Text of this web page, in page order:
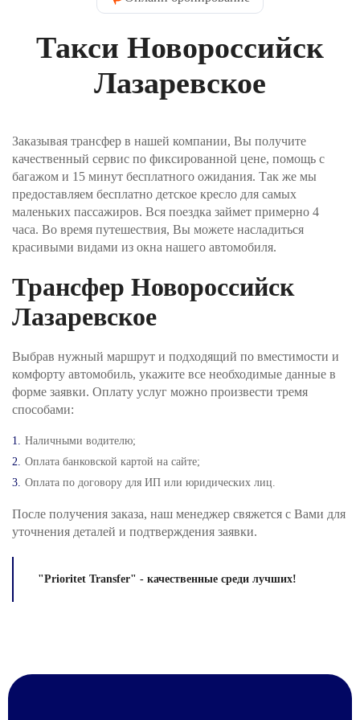
нужно указать контактные данные пассажира.
табличке при встрече, контактный телефон и Email.
На электронную почту вы получите
подтверждение заказа. Телефон пригодится, если
водитель не сможет найти вас в месте отправления.
Оплата производится через интернет-эквайринг
АО "Т-БАНК" (© 2006–2025, АО «Т-Банк»,
официальный сайт https://www.tbank.ru/business/,
лицензия ЦБ РФ № 2673).
Шаг №4. После получения заявки, наш менеджер
проверит поступление денежных средств и
свяжется с Вами для подверждения заказа и его
Такси Новороссийск
Лазаревское
Заказывая трансфер в нашей компании, Вы получите
качественный сервис по фиксированной цене, помощь с
багажом и 15 минут бесплатного ожидания. Так же мы
предоставляем бесплатно детское кресло для самых
маленьких пассажиров. Вся поездка займет примерно 4
часа. Во время путешествия, Вы можете насладиться
красивыми видами из окна нашего автомобиля.
Трансфер Новороссийск
Лазаревское
Выбрав нужный маршрут и подходящий по вместимости и
комфорту автомобиль, укажите все необходимые данные в
форме заявки. Оплату услуг можно произвести тремя
способами:
Наличными водителю;
Оплата банковской картой на сайте;
Оплата по договору для ИП или юридических лиц.
После получения заказа, наш менеджер свяжется с Вами для
уточнения деталей и подтверждения заявки.
"Prioritet Transfer" - качественные среди лучших!